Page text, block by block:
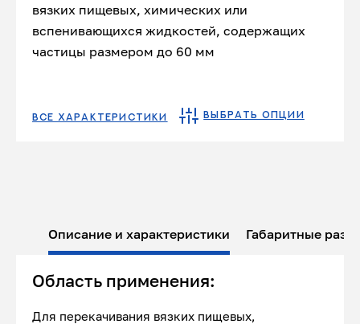
вязких пищевых, химических или
вспенивающихся жидкостей, содержащих
частицы размером до 60 мм
ВСЕ ХАРАКТЕРИСТИКИ ВЫБРАТЬ ОПЦИИ
Описание и характеристики Габаритные
Область применения:
Для перекачивания вязких пищевых,